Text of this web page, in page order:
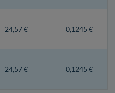
24,57 € 0,1245 €
24,57 € 0,1245 €